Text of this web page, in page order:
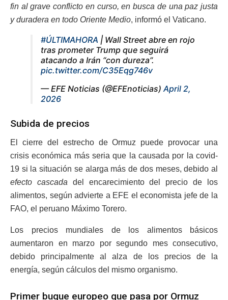
fin al grave conflicto en curso, en busca de una paz justa
y duradera en todo Oriente Medio, informó el Vaticano.
#ÚLTIMAHORA | Wall Street abre en rojo
tras prometer Trump que seguirá
atacando a Irán “con dureza”.
pic.twitter.com/C35Eqg746v
— EFE Noticias (@EFEnoticias) April 2,
2026
Subida de precios
El cierre del estrecho de Ormuz puede provocar una
crisis económica más seria que la causada por la covid-
19 si la situación se alarga más de dos meses, debido al
efecto cascada del encarecimiento del precio de los
alimentos, según advierte a EFE el economista jefe de la
FAO, el peruano Máximo Torero.
Los precios mundiales de los alimentos básicos
aumentaron en marzo por segundo mes consecutivo,
debido principalmente al alza de los precios de la
energía, según cálculos del mismo organismo.
Primer buque europeo que pasa por Ormuz